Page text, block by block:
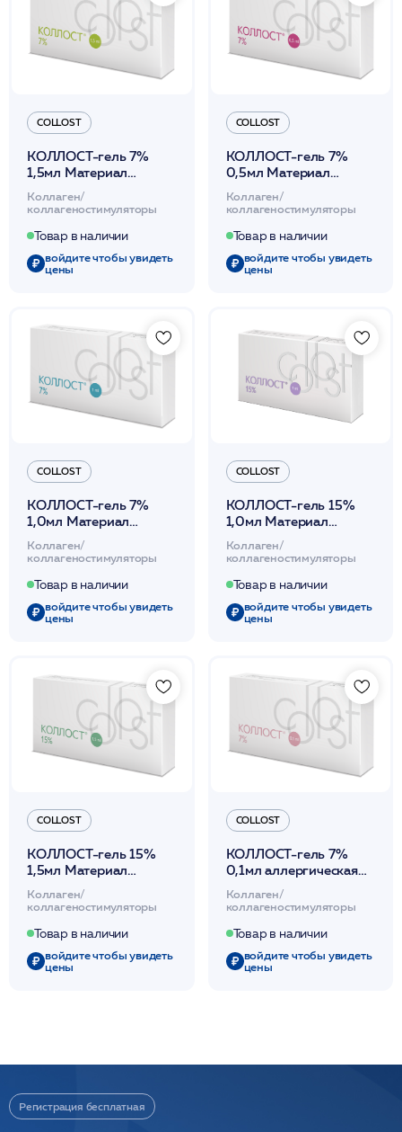
COLLOST
КОЛЛОСТ-гель 7%
1,5мл Материал
коллагеновый
рассасывающийся
Коллаген/
коллагеностимуляторы
Товар в наличии
войдите чтобы увидеть
цены
COLLOST
КОЛЛОСТ-гель 7%
0,5мл Материал
коллагеновый
рассасывающийся
Коллаген/
коллагеностимуляторы
Товар в наличии
войдите чтобы увидеть
цены
COLLOST
КОЛЛОСТ-гель 7%
1,0мл Материал
коллагеновый
рассасывающийся
Коллаген/
коллагеностимуляторы
Товар в наличии
войдите чтобы увидеть
цены
COLLOST
КОЛЛОСТ-гель 15%
1,0мл Материал
коллагеновый
рассасывающийся
Коллаген/
коллагеностимуляторы
Товар в наличии
войдите чтобы увидеть
цены
COLLOST
КОЛЛОСТ-гель 15%
1,5мл Материал
коллагеновый
рассасывающийся
Коллаген/
коллагеностимуляторы
Товар в наличии
войдите чтобы увидеть
цены
COLLOST
КОЛЛОСТ-гель 7%
0,1мл аллергическая
проба Материал
коллагеновый
рассасывающийся
Collost
Коллаген/
коллагеностимуляторы
Товар в наличии
войдите чтобы увидеть
цены
Регистрация бесплатная